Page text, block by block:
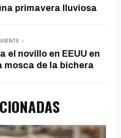
primavera lluviosa
el novillo en EEUU en
mosca de la bichera